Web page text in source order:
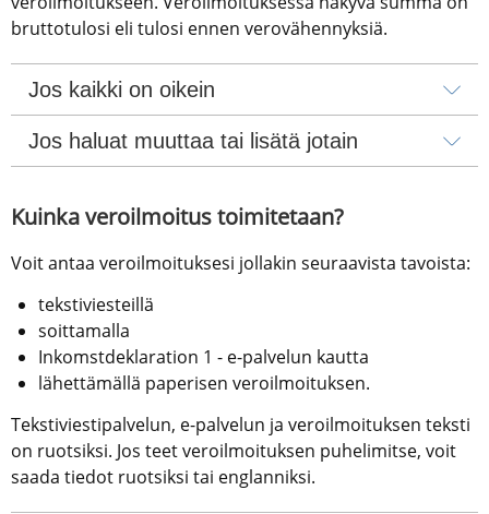
bruttotulosi eli tulosi ennen verovähennyksiä.
Jos kaikki on oikein
Jos haluat muuttaa tai lisätä jotain
Kuinka veroilmoitus toimitetaan?
Voit antaa veroilmoituksesi jollakin seuraavista tavoista:
tekstiviesteillä
soittamalla
Inkomstdeklaration 1 - e-palvelun kautta
lähettämällä paperisen veroilmoituksen.
Tekstiviestipalvelun, e-palvelun ja veroilmoituksen teksti
on ruotsiksi. Jos teet veroilmoituksen puhelimitse, voit
saada tiedot ruotsiksi tai englanniksi.